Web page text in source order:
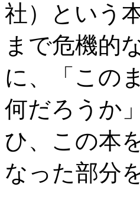
社）という
まで危機的
に、「この
何だろうか
ひ、この本
なった部分